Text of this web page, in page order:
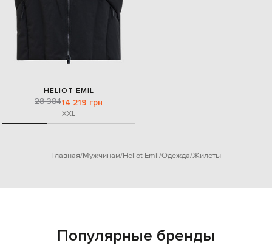
HELIOT EMIL
28 38414 219 грн
XXL
Главная Мужчинам Heliot Emil Одежда Жилеты
Популярные бренды